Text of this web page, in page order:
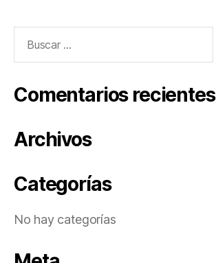
Comentarios recientes
Archivos
Categorías
No hay categorías